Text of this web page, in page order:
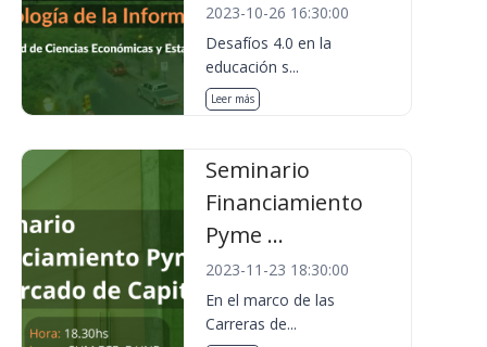
2023-10-26 16:30:00
Desafíos 4.0 en la
educación s...
Leer más
Seminario
Financiamiento
Pyme ...
2023-11-23 18:30:00
En el marco de las
Carreras de...